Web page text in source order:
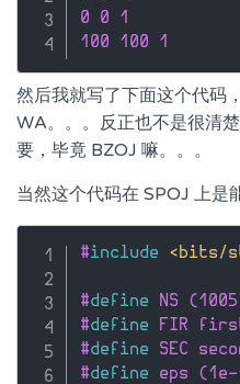
0
0
1
100
100 1
然后我就写了下面这个代码
WA。。。反正也不是很清
要，毕竟 BZOJ 嘛。。。
当然这个代码在 SPOJ 上是
#include <bits/
#define NS
#define FIR
#define SEC
#define eps (1e-